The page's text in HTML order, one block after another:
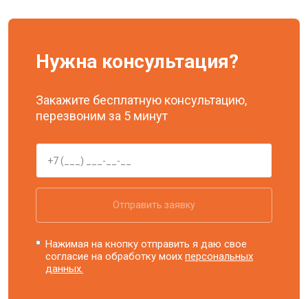
Нужна консультация?
Закажите бесплатную консультацию,
перезвоним за 5 минут
Отправить заявку
Нажимая на кнопку отправить я даю свое
согласие на обработку моихперсональных
данных.